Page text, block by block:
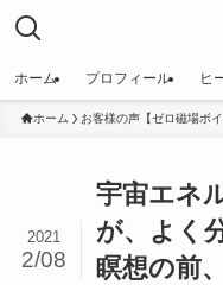
ホーム プロフィール ヒ
ホーム お客様の声【ゼロ磁場ボイ
宇宙エネ
が、よく
瞑想の前
2021
2/08